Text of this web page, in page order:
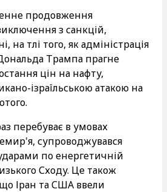
продовження
з санкцій,
на тлі того, як адміністрація
Трампа прагне
цін на нафту,
ізраїльською атакою на
перебуває в умовах
супроводжувався
по енергетичній
Сходу. Це також
Іран та США ввели